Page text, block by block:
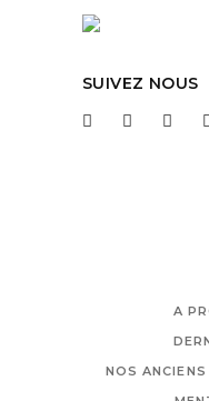
SUIVEZ NOUS
A
NOS ANCIENS